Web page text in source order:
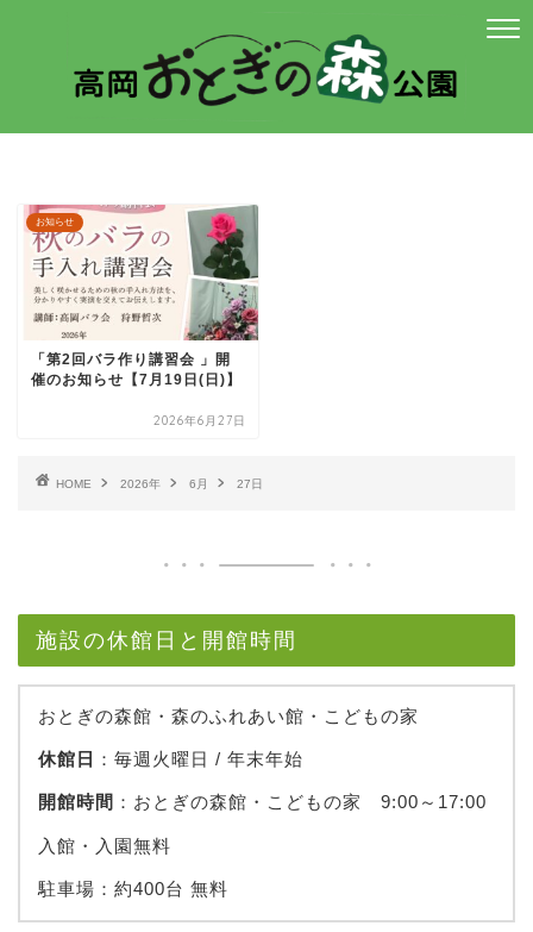
お知らせ
「第2回バラ作り講習会 」開
催のお知らせ【7月19日(日)】
2026年6月27日
HOME 2026年 6月 27日
施設の休館日と開館時間
おとぎの森館・森のふれあい館・こどもの家
休館日 ：毎週火曜日 / 年末年始
開館時間 ：おとぎの森館・こどもの家 9:00～17:00
入館・入園無料
駐車場：約400台 無料